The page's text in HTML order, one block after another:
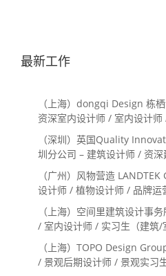
最新工作
（上海）dongqi Design 栋
资深室内设计师 / 室内设计师
系主管 / 设计实习生（常年招
（深圳）英国Quality
圳分公司 – 建筑设计师 / 资深
内设计师 / 设计实习生
（广州）风物营造 LANDTEK
设计师 / 植物设计师 / 品牌运
（上海）空间里建筑设计事
/ 室内设计师 / 实习生（建筑/
（上海）TOPO Design
/ 景观后期设计师 / 景观实习